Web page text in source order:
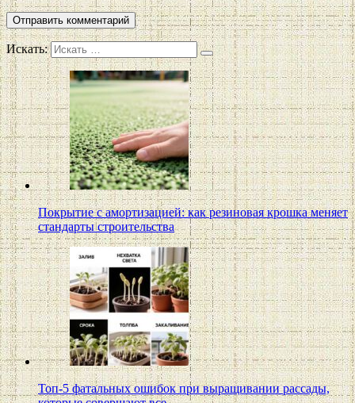
Искать:
Покрытие с амортизацией: как резиновая крошка меняет
стандарты строительства
Топ-5 фатальных ошибок при выращивании рассады,